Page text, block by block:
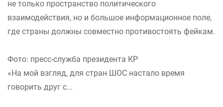
не только пространство политического
взаимодействия, но и большое информационное поле,
где страны должны совместно противостоять фейкам.
Фото: пресс-служба президента КР
«На мой взгляд, для стран ШОС настало время
говорить друг с...